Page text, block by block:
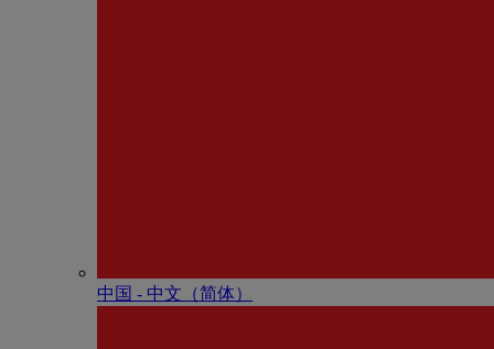
中国 - 中⽂（简体）